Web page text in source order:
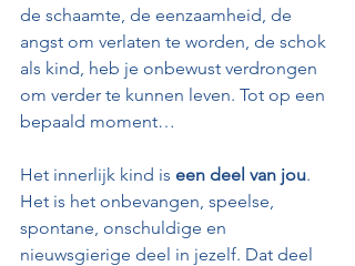
de schaamte, de eenzaamheid, de
angst om verlaten te worden, de schok
als kind, heb je onbewust verdrongen
om verder te kunnen leven. Tot op een
bepaald moment…
Het innerlijk kind is een deel van jou.
Het is het onbevangen, speelse,
spontane, onschuldige en
nieuwsgierige deel in jezelf. Dat deel